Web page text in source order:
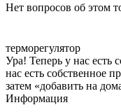
Нет вопросов об этом
терморегулятор
Ура! Теперь у нас есть
нас есть собственное
затем «добавить на
Информация